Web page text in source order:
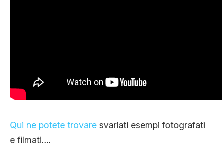
Qui ne potete trovare svariati esempi fotografati
e filmati….